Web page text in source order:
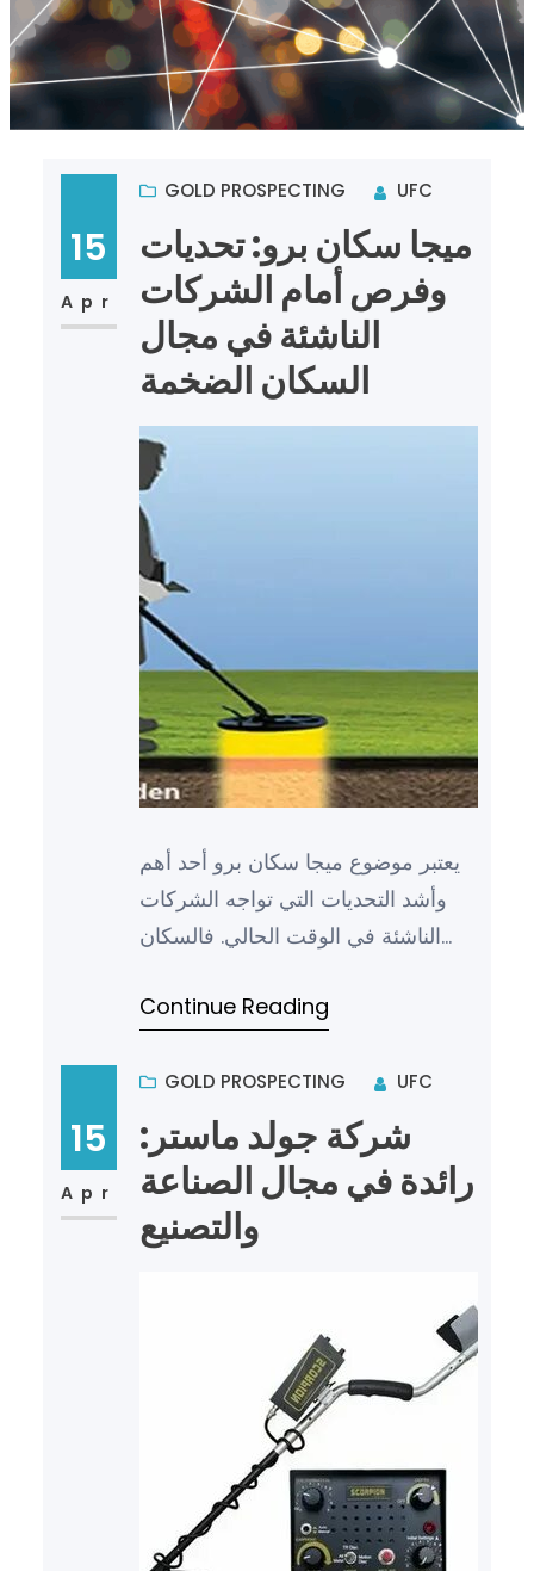
15
Apr
GOLD PROSPECTING UFC
ميجا سكان برو: تحديات
وفرص أمام الشركات
الناشئة في مجال
السكان الضخمة
يعتبر موضوع ميجا سكان برو أحد أهم
وأشد التحديات التي تواجه الشركات
الناشئة في الوقت الحالي. فالسكان
Continue Reading
15
Apr
GOLD PROSPECTING UFC
شركة جولد ماستر:
رائدة في مجال الصناعة
والتصنيع